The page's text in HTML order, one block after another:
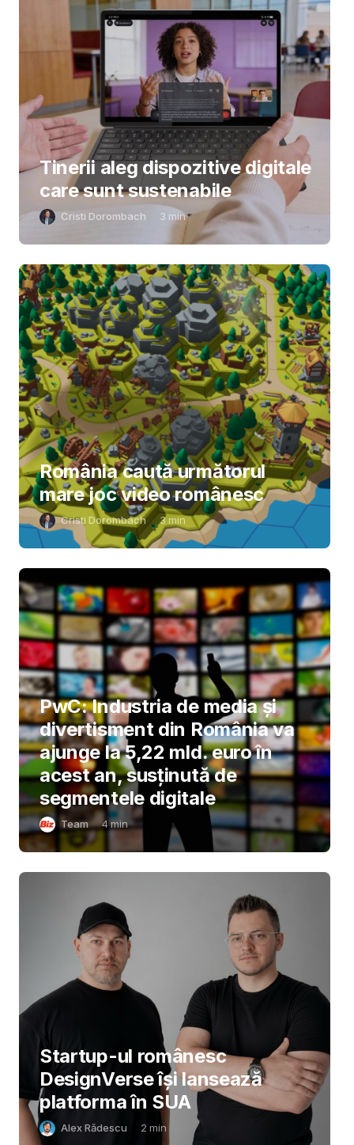
Tinerii aleg dispozitive digitale
care sunt sustenabile
Cristi Dorombach 3 min
România caută următorul
mare joc video românesc
Cristi Dorombach 3min
PwC: Industria de media și
divertisment din România va
ajunge la 5,22 mld. euro în
acest an, susținută de
segmentele digitale
Team 4min
Startup-ul românesc
DesignVerse își lansează
platforma în SUA
Alex Rădescu 2 min